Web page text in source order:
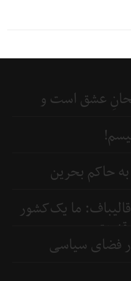
عشق است و
حاکم بحرین
ما یک‌کشور
فضای سیاسی